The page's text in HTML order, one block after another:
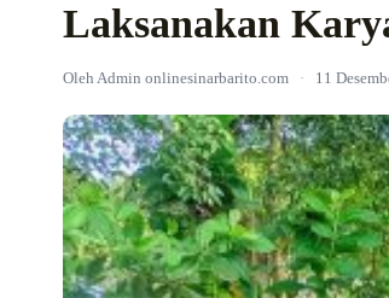
Laksanakan
Oleh Admin onlinesinarbarito.com · 11